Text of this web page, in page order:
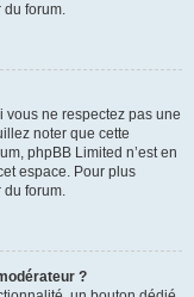
du forum.
ne respectez pas une
noter que cette
phpBB Limited n’est en
espace. Pour plus
du forum.
?